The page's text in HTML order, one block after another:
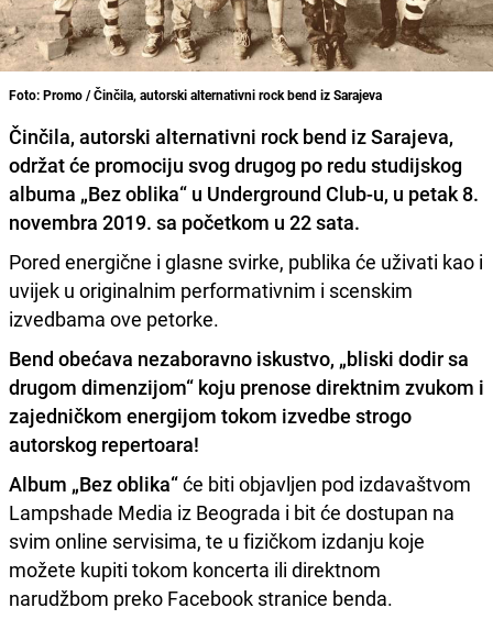
Foto: Promo / Činčila, autorski alternativni rock bend iz Sarajeva
Činčila, autorski alternativni rock bend iz Sarajeva,
održat će promociju svog drugog po redu studijskog
albuma „Bez oblika“ u Underground Club-u, u petak 8.
novembra 2019. sa početkom u 22 sata.
Pored energične i glasne svirke, publika će uživati kao i
uvijek u originalnim performativnim i scenskim
izvedbama ove petorke.
Bend obećava nezaboravno iskustvo, „bliski dodir sa
drugom dimenzijom“ koju prenose direktnim zvukom i
zajedničkom energijom tokom izvedbe strogo
autorskog repertoara!
Album „Bez oblika“će biti objavljen pod izdavaštvom
Lampshade Media iz Beograda i bit će dostupan na
svim online servisima, te u fizičkom izdanju koje
možete kupiti tokom koncerta ili direktnom
narudžbom preko Facebook stranice benda.